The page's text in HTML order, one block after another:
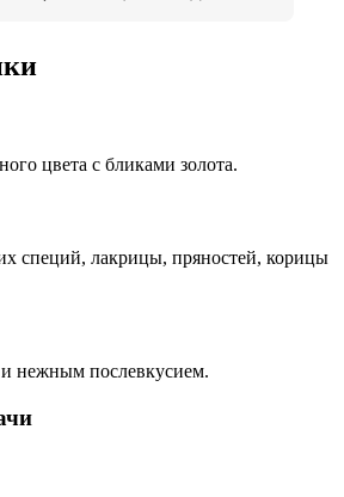
цвета с бликами золота.
специй, лакрицы, пряностей, корицы
нежным послевкусием.